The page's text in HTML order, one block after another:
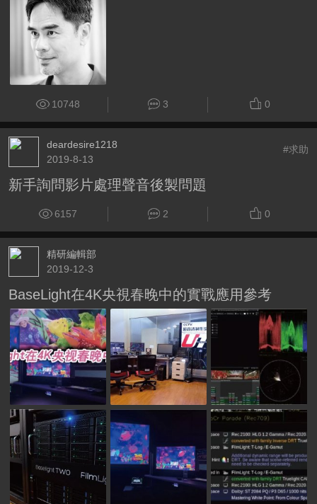
10748 3 0
deardesire1218
2019-8-13
#求助
新手詢問影片處理聲音後製問題
6157 2 0
精研編輯部
2019-12-3
BaseLight在4K央視春晚中的實戰應用參考